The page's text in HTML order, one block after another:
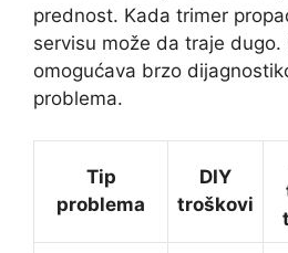
prednost. Kada trimer
servisu može da traje dugo.
omogućava brzo
problema.
Tip
problema
DIY
troškovi